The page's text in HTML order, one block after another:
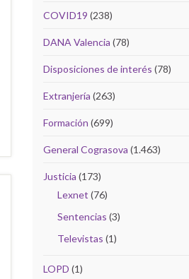
COVID19 (238)
DANA Valencia (78)
Disposiciones de interés (78)
Extranjería (263)
Formación (699)
General Cograsova (1.463)
Justicia (173)
Lexnet (76)
Sentencias (3)
Televistas (1)
LOPD (1)